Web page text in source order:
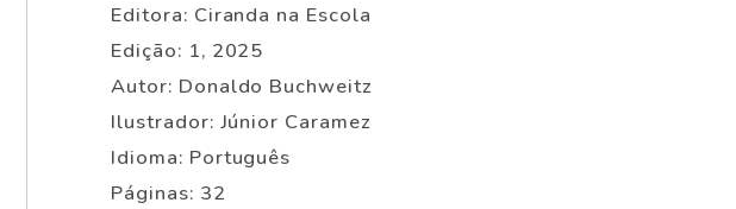
Editora: Ciranda na Escola
Edição: 1, 2025
Autor: Donaldo Buchweitz
Ilustrador: Júnior Caramez
Idioma: Português
Páginas: 32